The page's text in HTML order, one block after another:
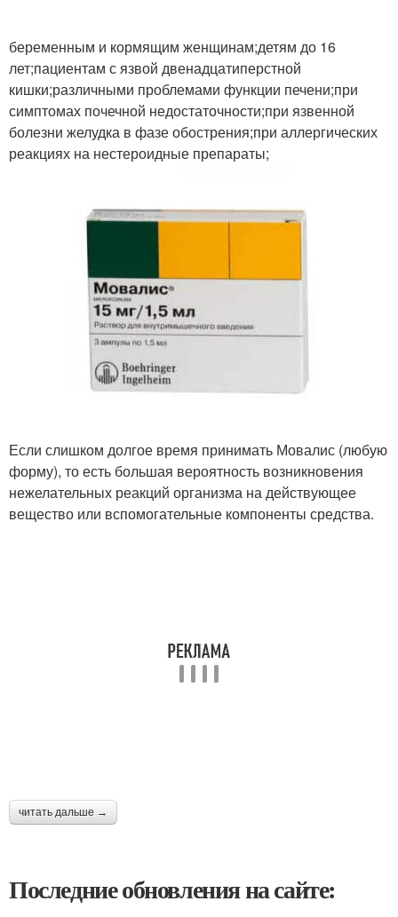
беременным и кормящим женщинам;детям до 16
лет;пациентам с язвой двенадцатиперстной
кишки;различными проблемами функции печени;при
симптомах почечной недостаточности;при язвенной
болезни желудка в фазе обострения;при аллергических
реакциях на нестероидные препараты;
Если слишком долгое время принимать Мовалис (любую
форму), то есть большая вероятность возникновения
нежелательных реакций организма на действующее
вещество или вспомогательные компоненты средства.
читать дальше →
Последние обновления на сайте: